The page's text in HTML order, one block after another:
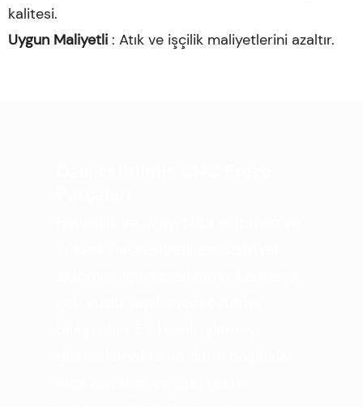
kalitesi.
Uygun Maliyetli : Atık ve işçilik maliyetlerini azaltır.